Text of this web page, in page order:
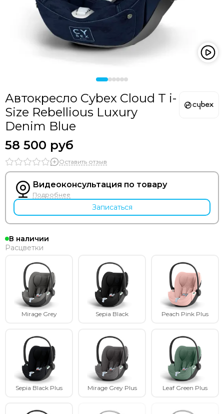
Автокресло Cybex Cloud T i-
Size Rebellious Luxury
Denim Blue
58 500 руб
Оставить отзыв
Видеоконсультация по товару
Подробнее
Записаться
В наличии
Расцветки
Mirage Grey Sepia Black Peach Pink Plus
Sepia Black Plus Mirage Grey Plus Leaf Green Plus